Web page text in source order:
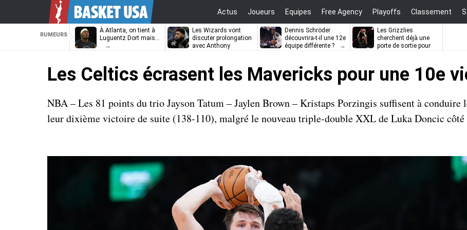
Actus Joueurs Equipes Free Agency Playoffs Classement
RUMEURS
À Atlanta, on tient à
Luguentz Dort mais…
Les Wizards vont
discuter prolongation
avec Anthony
Dennis Schröder
découvrira-t-il une 12e
équipe différente ?
Les Grizzlies
cherchent déjà une
porte de sortie pour
Les Celtics écrasent les Mavericks pour une 10e
NBA – Les 81 points du trio Jayson Tatum – Jaylen Brown – Kristaps Porzingis suffisent à conduire
leur dixième victoire de suite (138-110), malgré le nouveau triple-double XXL de Luka Doncic